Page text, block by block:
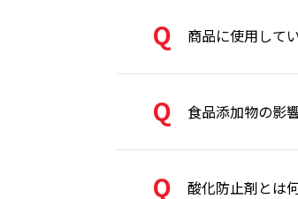
商品に使用して
食品添加物の影
酸化防止剤とは